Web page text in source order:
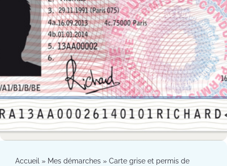
Accueil » Mes démarches » Carte grise et permis de